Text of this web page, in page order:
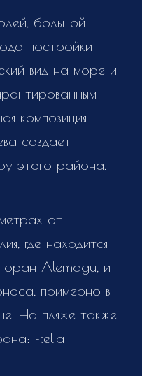
большой
постройки
вид на море и
композиция
создает
этого района.
от
где находится
Alemagu, и
примерно в
На пляже также
Ftelia